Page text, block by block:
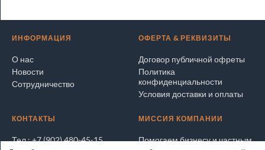
ИНФОРМАЦИЯ
О нас
Новости
Сотрудничество
ОФЕРТА & РЕКВИЗИТЫ
Договор публичной офреты
Политика
конфиденциальности
Условия доставки и оплаты
КОНТАКТЫ
Тел.: +7 (902) 480-45-15
МИССИЯ КОМПАНИИ
Помогаем бизнесу и частным